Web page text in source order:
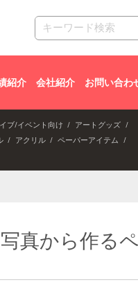
紹介 会社紹介 お問い合わ
ブ/イベント向け
アートグッズ
アクリル
ペーパーアイテム
真から作る